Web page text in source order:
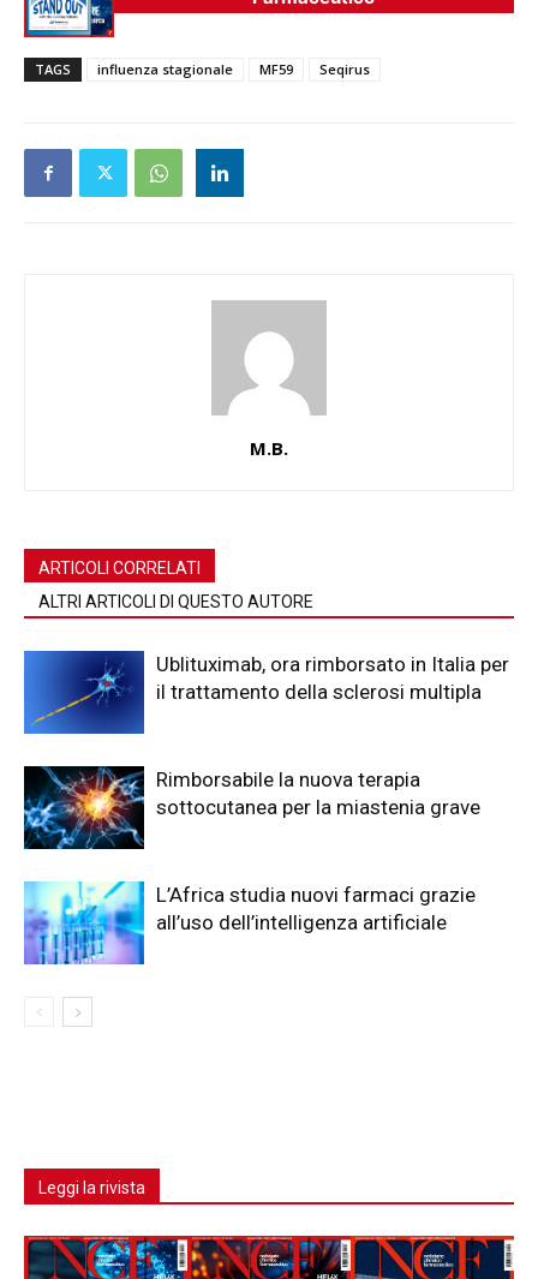
TAGS influenza stagionale MF59 Seqirus
M.B.
ARTICOLI CORRELATI
ALTRI ARTICOLI DI QUESTO AUTORE
Ublituximab, ora rimborsato in Italia per
il trattamento della sclerosi multipla
Rimborsabile la nuova terapia
sottocutanea per la miastenia grave
L’Africa studia nuovi farmaci grazie
all’uso dell’intelligenza artificiale
Leggi la rivista